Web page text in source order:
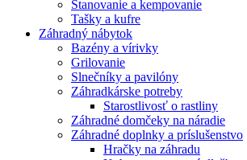
Stanovanie a kempovanie
Tašky a kufre
Záhradný nábytok
Bazény a vírivky
Grilovanie
Slnečníky a pavilóny
Záhradkárske potreby
Starostlivosť o rastliny
Záhradné domčeky na náradie
Záhradné doplnky a príslušenstvo
Hračky na záhradu